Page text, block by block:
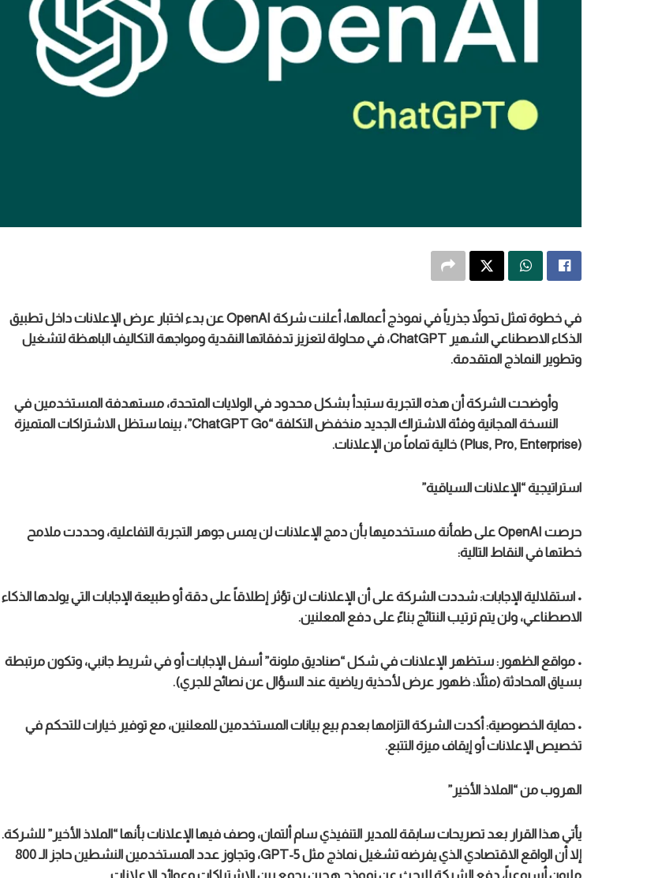
في خطوة تمثل تحولاً جذرياً في نموذج أعمالها، أعلنت شركة OpenAI عن بدء اختبار عرض الإعلانات داخل تطبيق
الذكاء الاصطناعي الشهير ChatGPT، في محاولة لتعزيز تدفقاتها النقدية ومواجهة التكاليف الباهظة لتشغيل
وتطوير النماذج المتقدمة.
وأوضحت الشركة أن هذه التجربة ستبدأ بشكل محدود في الولايات المتحدة، مستهدفة المستخدمين في
النسخة المجانية وفئة الاشتراك الجديد منخفض التكلفة “ChatGPT Go”، بينما ستظل الاشتراكات المتميزة
(Plus, Pro, Enterprise) خالية تماماً من الإعلانات.
استراتيجية “الإعلانات السياقية”
حرصت OpenAI على طمأنة مستخدميها بأن دمج الإعلانات لن يمس جوهر التجربة التفاعلية، وحددت ملامح
خطتها في النقاط التالية:
• استقلالية الإجابات: شددت الشركة على أن الإعلانات لن تؤثر إطلاقاً على دقة أو طبيعة الإجابات التي يولدها الذكاء
الاصطناعي، ولن يتم ترتيب النتائج بناءً على دفع المعلنين.
• مواقع الظهور: ستظهر الإعلانات في شكل “صناديق ملونة” أسفل الإجابات أو في شريط جانبي، وتكون مرتبطة
بسياق المحادثة (مثلاً: ظهور عرض لأحذية رياضية عند السؤال عن نصائح للجري).
• حماية الخصوصية: أكدت الشركة التزامها بعدم بيع بيانات المستخدمين للمعلنين، مع توفير خيارات للتحكم في
تخصيص الإعلانات أو إيقاف ميزة التتبع.
الهروب من “الملاذ الأخير”
يأتي هذا القرار بعد تصريحات سابقة للمدير التنفيذي سام ألتمان، وصف فيها الإعلانات بأنها “الملاذ الأخير” للشركة.
إلا أن الواقع الاقتصادي الذي يفرضه تشغيل نماذج مثل GPT-5، وتجاوز عدد المستخدمين النشطين حاجز الـ 800